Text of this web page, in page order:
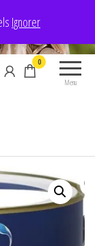
Ignorer
Menu
0